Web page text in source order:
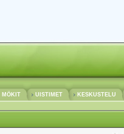
MÖKIT UISTIMET KESKUSTELU